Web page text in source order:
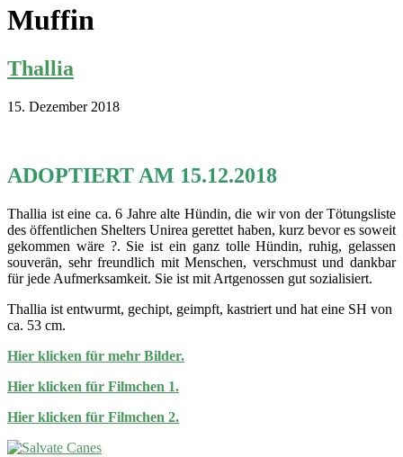
Muffin
Thallia
15. Dezember 2018
ADOPTIERT AM 15.12.2018
Thallia ist eine ca. 6 Jahre alte Hündin, die wir von der Tötungsliste
des öffentlichen Shelters Unirea gerettet haben, kurz bevor es soweit
gekommen wäre ?. Sie ist ein ganz tolle Hündin, ruhig, gelassen
souverän, sehr freundlich mit Menschen, verschmust und dankbar
für jede Aufmerksamkeit. Sie ist mit Artgenossen gut sozialisiert.
Thallia ist entwurmt, gechipt, geimpft, kastriert und hat eine SH von
ca. 53 cm.
Hier klicken für mehr Bilder.
Hier klicken für Filmchen 1.
Hier klicken für Filmchen 2.